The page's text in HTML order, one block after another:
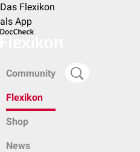
Das Flexikon
als App
Community
Flexikon
Shop
News